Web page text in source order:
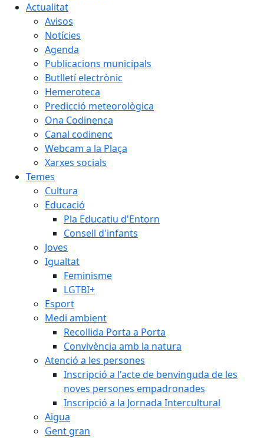
Actualitat
Avisos
Notícies
Agenda
Publicacions municipals
Butlletí electrònic
Hemeroteca
Predicció meteorològica
Ona Codinenca
Canal codinenc
Webcam a la Plaça
Xarxes socials
Temes
Cultura
Educació
Pla Educatiu d'Entorn
Consell d'infants
Joves
Igualtat
Feminisme
LGTBI+
Esport
Medi ambient
Recollida Porta a Porta
Convivència amb la natura
Atenció a les persones
Inscripció a l'acte de benvinguda de les
noves persones empadronades
Inscripció a la Jornada Intercultural
Aigua
Gent gran